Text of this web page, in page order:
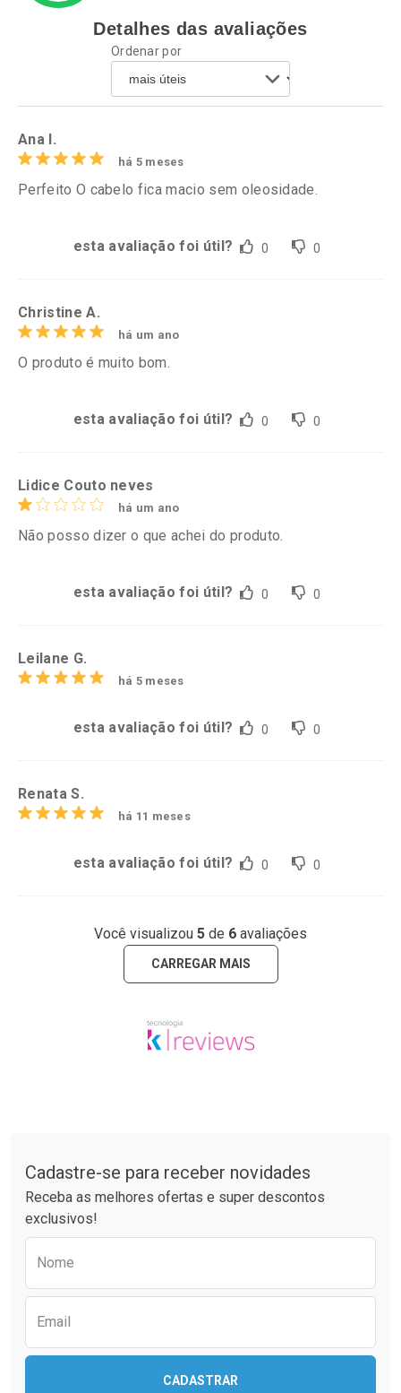
Ativar Desconto
Comprar sem Desconto
Por R$ 39,99/cada
Comprar sem Desconto
Ativar Desconto
Comprar sem Desconto
Por R$ 26,59/cada
Detalhes das avaliações
Ordenar por
Ana l.
há 5 meses
Perfeito O cabelo fica macio sem oleosidade.
esta avaliação foi útil? 0 0
Christine A.
há um ano
O produto é muito bom.
esta avaliação foi útil? 0 0
Lidice Couto neves
há um ano
Não posso dizer o que achei do produto.
esta avaliação foi útil? 0 0
Leilane G.
há 5 meses
esta avaliação foi útil? 0 0
Renata S.
há 11 meses
esta avaliação foi útil? 0 0
Você visualizou 5 de 6 avaliações
CARREGAR MAIS
Cadastre-se para receber novidades
Receba as melhores ofertas e super descontos
exclusivos!
Nome
Email
CADASTRAR